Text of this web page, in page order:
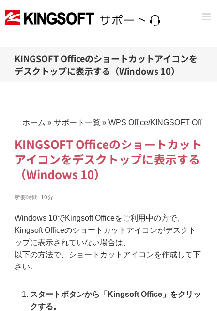
to
KINGSOFT Officeのショートカットアイコンを
デスクトップに表示する（Windows 10）
ホーム » サポート一覧 » WPS Office/KINGSOFT Office
KINGSOFT Officeのショートカット
アイコンをデスクトップに表示する
（Windows 10）
所要時間: 10分
Windows 10でKingsoft Officeをご利用中の方で、
Kingsoft Officeのショートカットアイコンがデスクト
ップに表示されていない場合は、
以下の方法で、ショートカットアイコンを作成して下
さい。
スタートボタンから「Kingsoft Office」をクリッ
クする。